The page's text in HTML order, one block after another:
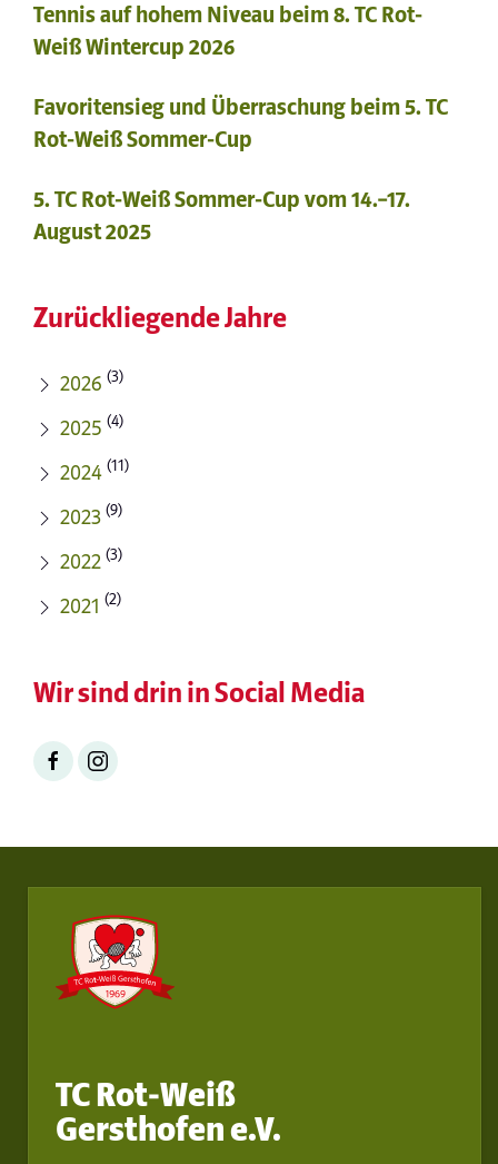
Tennis auf hohem Niveau beim 8. TC Rot-
Weiß Wintercup 2026
Favoritensieg und Überraschung beim 5. TC
Rot-Weiß Sommer-Cup
5. TC Rot-Weiß Sommer-Cup vom 14.–17.
August 2025
Zurückliegende Jahre
2026 (3)
2025 (4)
2024 (11)
2023 (9)
2022 (3)
2021 (2)
Wir sind drin in Social Media
TC Rot-Weiß
Gersthofen e.V.